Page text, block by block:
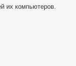
их компьютеров.